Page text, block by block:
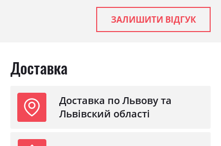
ЗАЛИШИТИ ВІДГУК
Доставка
Доставка по Львову та
Львівский області